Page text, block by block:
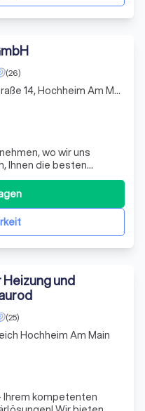
(26)
wo wir uns
Ihnen die besten
Marketing-Cookies
Tools wie Google
Pixel, um
die uns h
Feldbergstraße 14, Hochheim Am Main
und
(25)
kompetenten
Hochheim Am Main